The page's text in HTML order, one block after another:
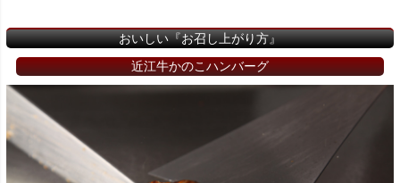
おいしい『お召し上がり方』
近江牛かのこハンバーグ